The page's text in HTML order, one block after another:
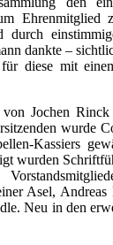
Ehrenmitglied
dankte –
diese mit
Jochen
wurde
Kassiers
wurden
Asel,
Neu in den